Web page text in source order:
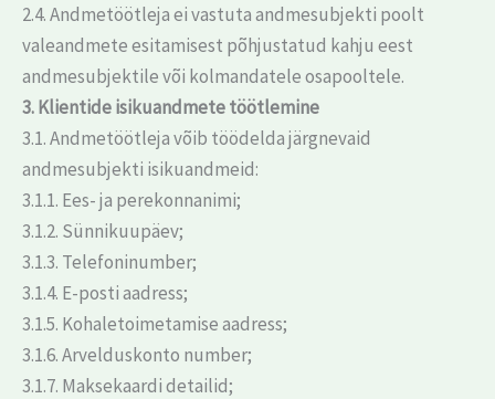
2.4. Andmetöötleja ei vastuta andmesubjekti poolt
valeandmete esitamisest põhjustatud kahju eest
andmesubjektile või kolmandatele osapooltele.
3. Klientide isikuandmete töötlemine
3.1. Andmetöötleja võib töödelda järgnevaid
andmesubjekti isikuandmeid:
3.1.1. Ees- ja perekonnanimi;
3.1.2. Sünnikuupäev;
3.1.3. Telefoninumber;
3.1.4. E-posti aadress;
3.1.5. Kohaletoimetamise aadress;
3.1.6. Arvelduskonto number;
3.1.7. Maksekaardi detailid;